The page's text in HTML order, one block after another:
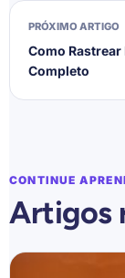
PRÓXIMO ARTIGO
Como
Completo
CONTINUE
Artigos